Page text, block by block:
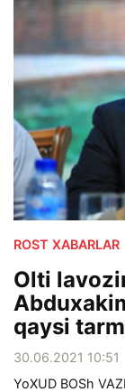
ROST XABARLAR
Olti
qaysi
30.06.2021 10:51
YoXUD BOSh